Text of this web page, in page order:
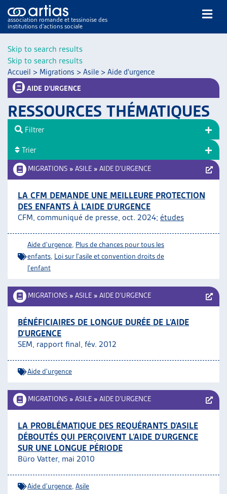
Skip to search results
Skip to search results
association romande et tessinoise des
institutions d’actions sociale
NOS PUBLICATIONS
DOSSIERS DU MOIS
VEILLE
RESSOURCES
THÉMATIQUES
GUIDE SOCIAL ROMAND
AUTRES
ARTIAS
L’ASSOCIATION
PROJETS ET ACTIVITÉS
Accueil > Migrations > Asile > Aide d'urgence
AIDE D’URGENCE
RESSOURCES THÉMATIQUES
MIGRATIONS » ASILE » AIDE D’URGENCE
LA CFM DEMANDE UNE MEILLEURE PROTECTION
DES ENFANTS À L’AIDE D’URGENCE
CFM, communiqué de presse, oct. 2024; études
Aide d'urgence Plus de chances pour tous les
enfants Loi sur l'asile et convention droits de
l'enfant
MIGRATIONS » ASILE » AIDE D’URGENCE
BÉNÉFICIAIRES DE LONGUE DURÉE DE L’AIDE
D’URGENCE
SEM, rapport final, fév. 2012
Aide d'urgence
MIGRATIONS » ASILE » AIDE D’URGENCE
LA PROBLÉMATIQUE DES REQUÉRANTS D’ASILE
DÉBOUTÉS QUI PERÇOIVENT L’AIDE D’URGENCE
SUR UNE LONGUE PÉRIODE
Büro Vatter, mai 2010
Aide d'urgence Asile
Filtrer
Trier